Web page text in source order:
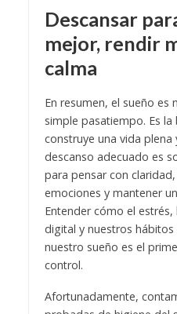
Descansar
mejor, rendir
calma
En resumen, el sueño es
simple pasatiempo. Es
construye una vida plena
descanso adecuado es
para pensar con
emociones y mantener
Entender cómo el
digital y nuestros
nuestro sueño es el
control.
Afortunadamente,